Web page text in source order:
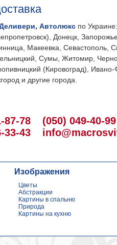
Автолюкс по Украине:
Донецк,
Макеевка, Севастополь,
Сумы, Житомир,
(Кировоград), Ивано-
и другие города.
87-78
33-43
(050) 049-40-99
Изображения
Цветы
Абстракции
Картины в спальню
Природа
Картины на кухню